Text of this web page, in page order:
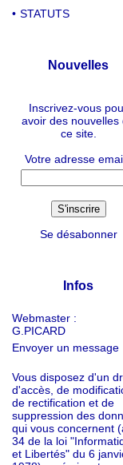
• STATUTS
Nouvelles
Inscrivez-vous
avoir des nouvelles
ce site.
Votre adresse
Se désabonner
Infos
Webmaster :
G.PICARD
Envoyer un message
Vous disposez d'un
d'accès, de
de rectification et de
suppression des
qui vous concernent
34 de la loi
et Libertés" du 6